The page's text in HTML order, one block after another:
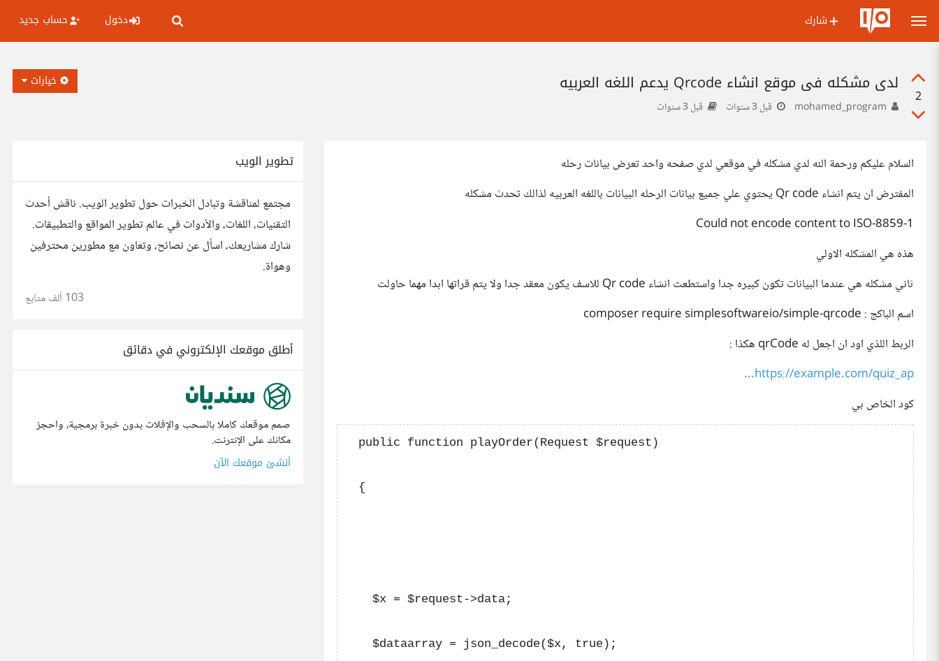
شارك دخول حساب جديد
2
لدي مشكله في موقع انشاء Qrcode يدعم اللغه العربيه
قبل 3 سنوات قبل 3 سنوات
خيارات
السلام عليكم ورحمة الله لدي مشكله في موقعي لدي صفحه واحد تعرض بيانات رحله
المفترض ان يتم انشاء Qr code يحتوي علي جميع بيانات الرحله البيانات باللغه العربيه لذالك تحدث مشكله
Could not encode content to ISO-8859-1
هذه هي المشكله الاولي
ثاني مشكله هي عندما البيانات تكون كبيره جدا واستطعت انشاء Qr code للاسف يكون معقد جدا ولا يتم قراتها ابدا مهما حاولت
اسم الباكج : composer require simplesoftwareio/simple-qrcode
الربط اللذي اود ان اجعل له qrCode هكذا :
https://example.com/quiz_ap...
كود الخاص بي
public function playOrder(Request $request)
{
$x = $request->data;
$dataarray = json_decode($x, true);
تطوير الويب
مجتمع لمناقشة وتبادل الخبرات حول تطوير الويب. ناقش أحدث
التقنيات، اللغات، والأدوات في عالم تطوير المواقع والتطبيقات.
شارك مشاريعك، اسأل عن نصائح، وتعاون مع مطورين محترفين
وهواة.
103 ألف متابع
أطلق موقعك الإلكتروني في دقائق
صمم موقعك كاملا بالسحب والإفلات بدون خبرة برمجية، واحجز
مكانك على الإنترنت.
أنشئ موقعك الآن